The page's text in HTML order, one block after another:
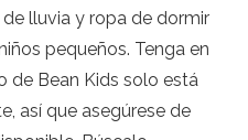
lluvia y ropa de dormir
pequeños. Tenga en
de Bean Kids solo está
así que asegúrese de